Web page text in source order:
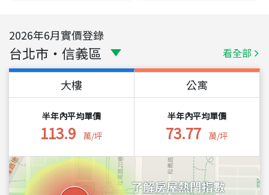
2026年6月實價登錄
台北市 ・ 信義區 看全部
大樓
半年內平均單價
113.9 萬/坪
公寓
半年內平均單價
73.77 萬/坪